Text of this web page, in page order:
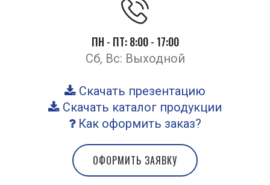
ПН - ПТ: 8:00 - 17:00
Сб, Вс: Выходной
Скачать презентацию
Скачать каталог продукции
Как оформить заказ?
ОФОРМИТЬ ЗАЯВКУ